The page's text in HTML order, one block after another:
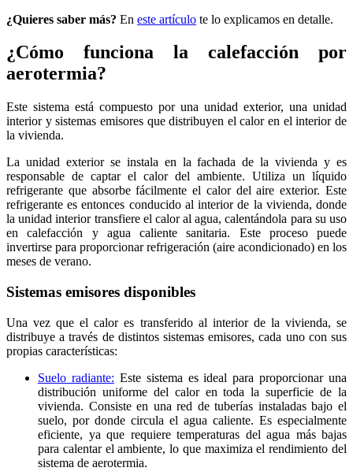
¿Quieres saber más? En este artículo te lo explicamos en detalle.
¿Cómo funciona la calefacción por
aerotermia?
Este sistema está compuesto por una unidad exterior, una unidad
interior y sistemas emisores que distribuyen el calor en el interior de
la vivienda.
La unidad exterior se instala en la fachada de la vivienda y es
responsable de captar el calor del ambiente. Utiliza un líquido
refrigerante que absorbe fácilmente el calor del aire exterior. Este
refrigerante es entonces conducido al interior de la vivienda, donde
la unidad interior transfiere el calor al agua, calentándola para su uso
en calefacción y agua caliente sanitaria. Este proceso puede
invertirse para proporcionar refrigeración (aire acondicionado) en los
meses de verano.
Sistemas emisores disponibles
Una vez que el calor es transferido al interior de la vivienda, se
distribuye a través de distintos sistemas emisores, cada uno con sus
propias características:
Suelo radiante: Este sistema es ideal para proporcionar una
distribución uniforme del calor en toda la superficie de la
vivienda. Consiste en una red de tuberías instaladas bajo el
suelo, por donde circula el agua caliente. Es especialmente
eficiente, ya que requiere temperaturas del agua más bajas
para calentar el ambiente, lo que maximiza el rendimiento del
sistema de aerotermia.